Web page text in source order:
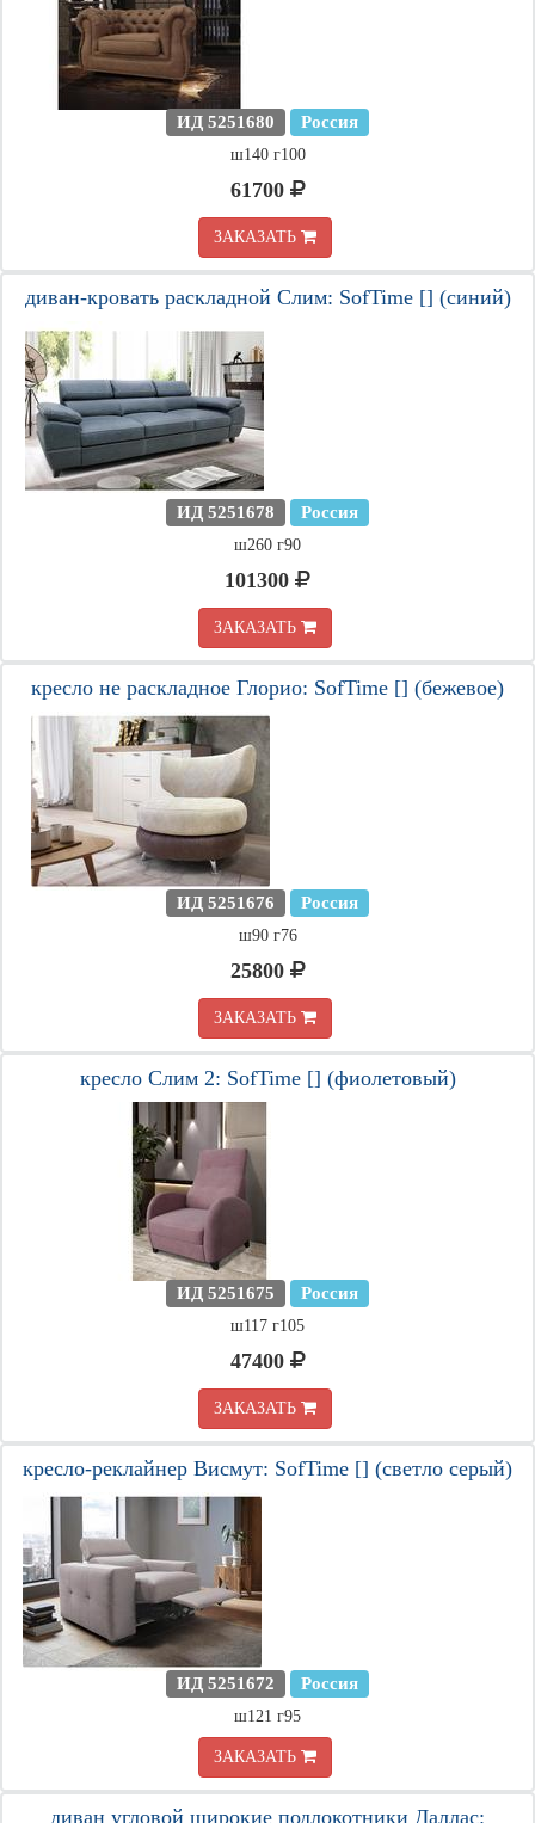
ИД 5251680 Россия
ш140 г100
61700
ЗАКАЗАТЬ
диван-кровать раскладной Слим: SofTime [] (синий)
ИД 5251678 Россия
ш260 г90
101300
ЗАКАЗАТЬ
кресло не раскладное Глорио: SofTime [] (бежевое)
ИД 5251676 Россия
ш90 г76
25800
ЗАКАЗАТЬ
кресло Слим 2: SofTime [] (фиолетовый)
ИД 5251675 Россия
ш117 г105
47400
ЗАКАЗАТЬ
кресло-реклайнер Висмут: SofTime [] (светло серый)
ИД 5251672 Россия
ш121 г95
ЗАКАЗАТЬ
диван угловой широкие подлокотники Даллас: